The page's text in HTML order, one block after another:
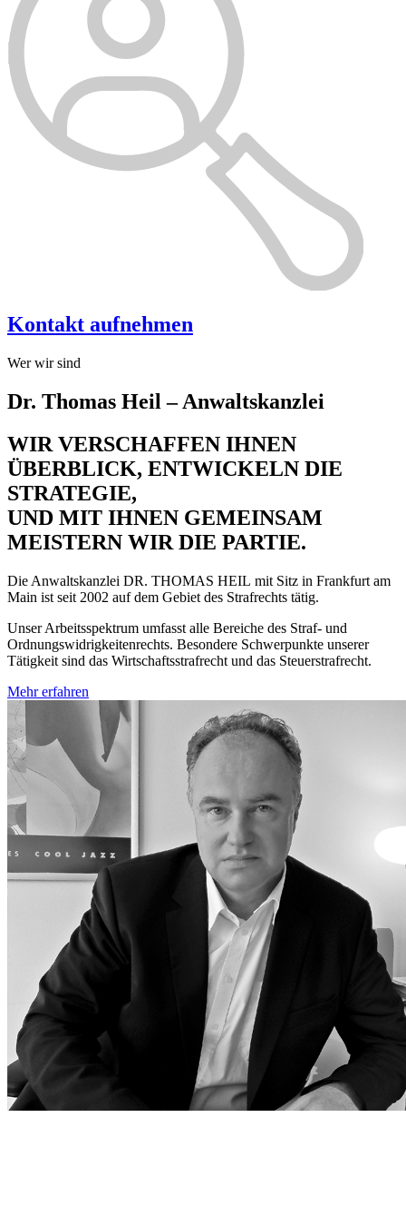
Kontakt aufnehmen
Wer wir sind
Dr. Thomas Heil – Anwaltskanzlei
WIR VERSCHAFFEN IHNEN
ÜBERBLICK, ENTWICKELN DIE
STRATEGIE,
UND MIT IHNEN GEMEINSAM
MEISTERN WIR DIE PARTIE.
Die Anwaltskanzlei DR. THOMAS HEIL mit Sitz in Frankfurt am
Main ist seit 2002 auf dem Gebiet des Strafrechts tätig.
Unser Arbeitsspektrum umfasst alle Bereiche des Straf- und
Ordnungswidrigkeitenrechts. Besondere Schwerpunkte unserer
Tätigkeit sind das Wirtschaftsstrafrecht und das Steuerstrafrecht.
Mehr erfahren